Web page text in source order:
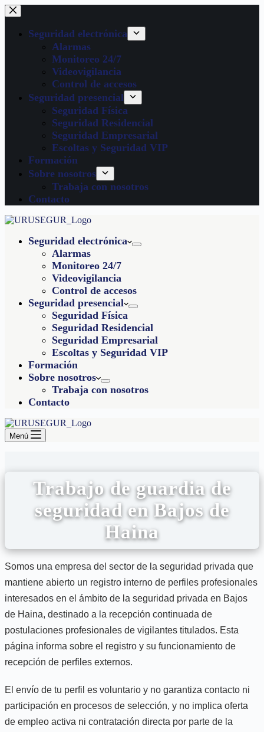
Seguridad electrónica
Alarmas
Monitoreo 24/7
Videovigilancia
Control de accesos
Seguridad presencial
Seguridad Física
Seguridad Residencial
Seguridad Empresarial
Escoltas y Seguridad VIP
Formación
Sobre nosotros
Trabaja con nosotros
Contacto
Seguridad electrónica
Alarmas
Monitoreo 24/7
Videovigilancia
Control de accesos
Seguridad presencial
Seguridad Física
Seguridad Residencial
Seguridad Empresarial
Escoltas y Seguridad VIP
Formación
Sobre nosotros
Trabaja con nosotros
Contacto
Menú
Trabajo de guardia de
seguridad en Bajos de
Haina
Somos una empresa del sector de la seguridad privada que
mantiene abierto un registro interno de perfiles profesionales
interesados en el ámbito de la seguridad privada en Bajos
de Haina, destinado a la recepción continuada de
postulaciones profesionales de vigilantes titulados. Esta
página informa sobre el registro y su funcionamiento de
recepción de perfiles externos.
El envío de tu perfil es voluntario y no garantiza contacto ni
participación en procesos de selección, y no implica oferta
de empleo activa ni contratación directa por parte de la